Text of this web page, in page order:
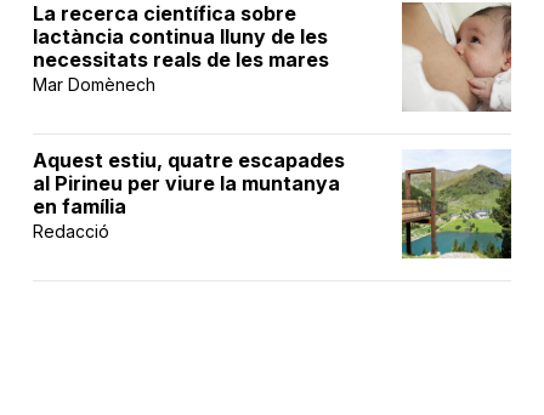
La recerca científica sobre
lactància continua lluny de les
necessitats reals de les mares
Mar Domènech
Aquest estiu, quatre escapades
al Pirineu per viure la muntanya
en família
Redacció